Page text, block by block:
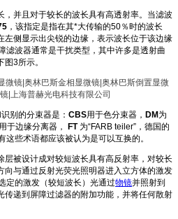
并且对于较长的波长具有高透射率。当滤波
，该指定是指在其*大传输的50％时的波长
左侧显示出尖锐的边缘，表示波长位于该边缘
滤波器通常是干扰类型，其中许多是透射曲
3所示。
别的分束器是： CBS用于色分束器， DM为
于边缘分离器， FT为“FARB teiler”，德国的
这些术语都应该被认为是可以互换的。
被设计成对较短波长具有高反射率，对较长
向与通过反射光荧光照明器进入立方体的激发
定的激发（较短波长）光通过物镜并照射到
传递到屏障过滤器的附加功能，并将任何散射